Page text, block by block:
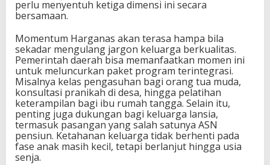
perlu menyentuh ketiga dimensi ini secara
bersamaan.
Momentum Harganas akan terasa hampa bila
sekadar mengulang jargon keluarga berkualitas.
Pemerintah daerah bisa memanfaatkan momen ini
untuk meluncurkan paket program terintegrasi.
Misalnya kelas pengasuhan bagi orang tua muda,
konsultasi pranikah di desa, hingga pelatihan
keterampilan bagi ibu rumah tangga. Selain itu,
penting juga dukungan bagi keluarga lansia,
termasuk pasangan yang salah satunya ASN
pensiun. Ketahanan keluarga tidak berhenti pada
fase anak masih kecil, tetapi berlanjut hingga usia
senja.